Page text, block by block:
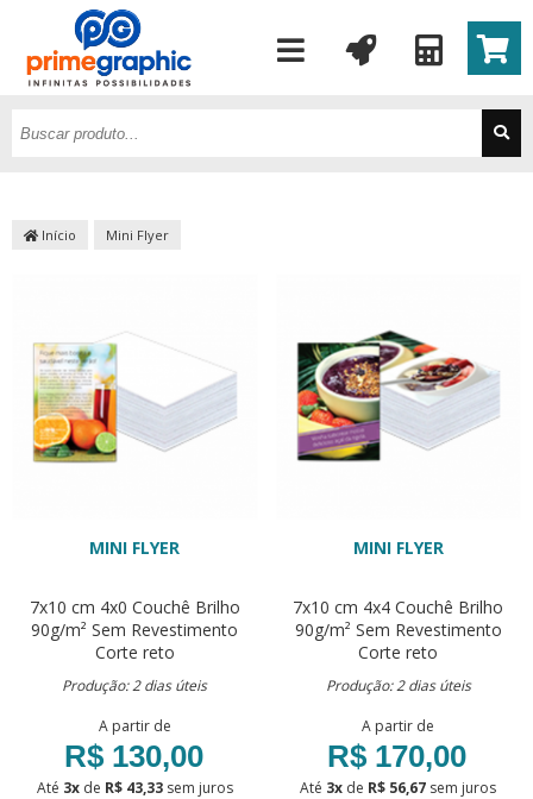
Início Mini Flyer
MINI FLYER
7x10 cm 4x0 Couchê Brilho
90g/m² Sem Revestimento
Corte reto
Produção: 2 dias úteis
A partir de
R$ 130,00
Até 3xde R$ 43,33sem juros
MINI FLYER
7x10 cm 4x4 Couchê Brilho
90g/m² Sem Revestimento
Corte reto
Produção: 2 dias úteis
A partir de
R$ 170,00
Até 3x de R$ 56,67 sem juros